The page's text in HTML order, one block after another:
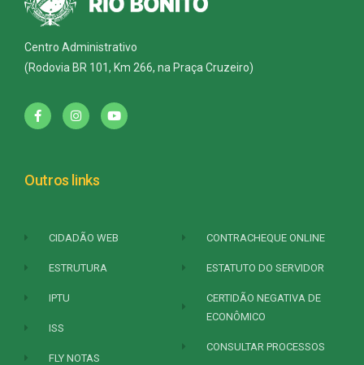
Centro Administrativo
(Rodovia BR 101, Km 266, na Praça Cruzeiro)
Outros links
CIDADÃO WEB
ESTRUTURA
IPTU
ISS
FLY NOTAS
CONTRACHEQUE ONLINE
ESTATUTO DO SERVIDOR
CERTIDÃO NEGATIVA DE
ECONÔMICO
CONSULTAR PROCESSOS